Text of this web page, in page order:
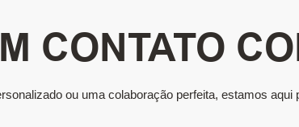
CONTATO
ou uma colaboração perfeita, estamos